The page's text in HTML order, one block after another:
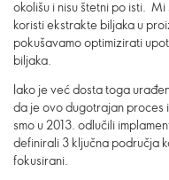
okolišu i nisu štetni po isti.
koristi ekstrakte biljaka u
pokušavamo optimizirati
biljaka.
Iako je već dosta toga
da je ovo dugotrajan proces
smo u 2013. odlučili
definirali 3 ključna područja
fokusirani.